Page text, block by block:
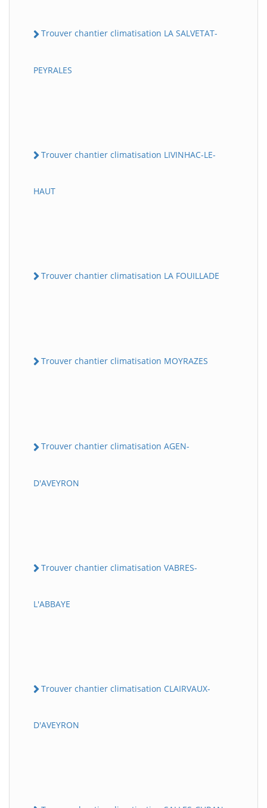
Trouver chantier climatisation LA SALVETAT-
PEYRALES
Trouver chantier climatisation LIVINHAC-LE-
HAUT
Trouver chantier climatisation LA FOUILLADE
Trouver chantier climatisation MOYRAZES
Trouver chantier climatisation AGEN-
D'AVEYRON
Trouver chantier climatisation VABRES-
L'ABBAYE
Trouver chantier climatisation CLAIRVAUX-
D'AVEYRON